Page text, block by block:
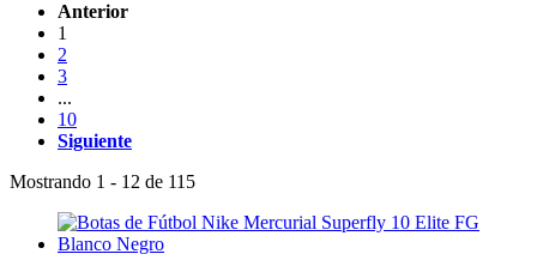
Anterior
1
2
3
...
10
Siguiente
Mostrando 1 - 12 de 115